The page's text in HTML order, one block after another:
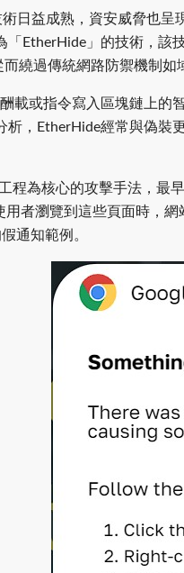
日益成熟，資安威脅也
「EtherHide」的技術，該
繞過傳統網路防禦機制如
載或指令寫入區塊鏈上的
析，EtherHide經常與偽裝
程為核心的攻擊手法，最
用者瀏覽到這些頁面時，
通知範例。